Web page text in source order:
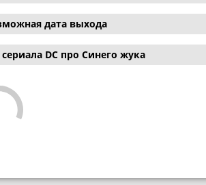
дата выхода
DC про Синего жука